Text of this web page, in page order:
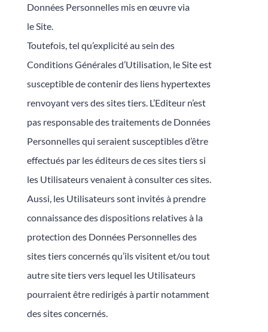
Données Personnelles mis en œuvre via
le Site.
Toutefois, tel qu’explicité au sein des
Conditions Générales d’Utilisation, le Site est
susceptible de contenir des liens hypertextes
renvoyant vers des sites tiers. L’Editeur n’est
pas responsable des traitements de Données
Personnelles qui seraient susceptibles d’être
effectués par les éditeurs de ces sites tiers si
les Utilisateurs venaient à consulter ces sites.
Aussi, les Utilisateurs sont invités à prendre
connaissance des dispositions relatives à la
protection des Données Personnelles des
sites tiers concernés qu’ils visitent et/ou tout
autre site tiers vers lequel les Utilisateurs
pourraient être redirigés à partir notamment
des sites concernés.